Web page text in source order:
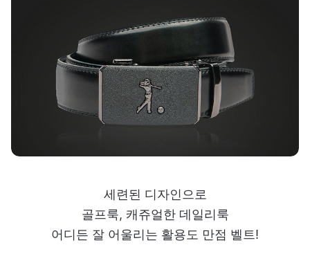
세련된 디자인으로
골프룩, 캐쥬얼한 데일리룩
어디든 잘 어울리는 활용도 만점 벨트!